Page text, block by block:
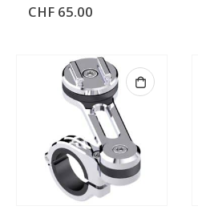
CHF 65.00